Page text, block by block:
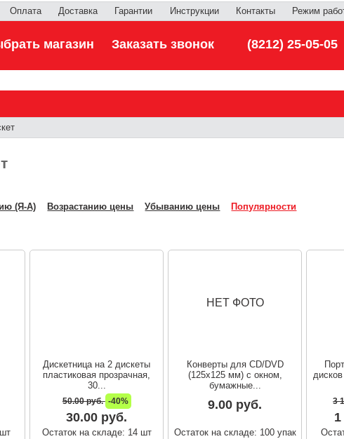
Оплата Доставка Гарантии Инструкции Контакты Режим
магазин Заказать звонок (8212) 25-05-05
(Я-А) Возрастанию цены Убыванию цены Популярности
Дискетница на 2 дискеты
пластиковая прозрачная,
30...
50.00 руб. -40%
30.00 руб.
Остаток на складе: 14 шт
НЕТ ФОТО
Конверты для CD/DVD
(125х125 мм) с окном,
бумажные...
9.00 руб.
Остаток на складе: 100 упак
3